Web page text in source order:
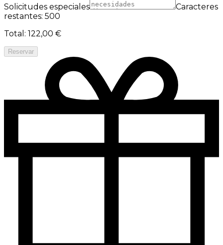
Solicitudes especiales
Caracteres
restantes: 500
Total : 122,00 €
Reservar